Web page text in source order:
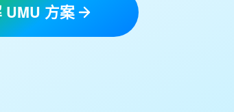
UMU 方案